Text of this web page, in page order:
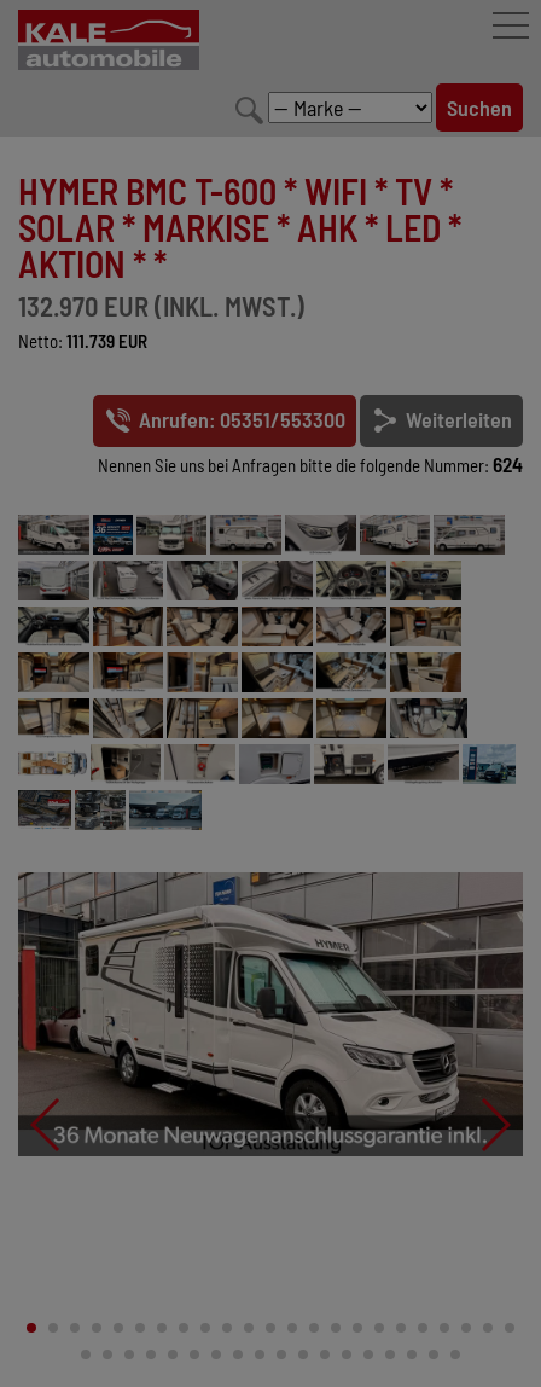
LEISTUNGEN
KONFIGURATOR
MARKENWELT
KONTAKT
HYMER BMC T-600 * WIFI * TV *
SOLAR * MARKISE * AHK * LED *
AKTION * *
132.970 EUR (INKL. MWST.)
Netto: 111.739 EUR
Anrufen: 05351/553300 Weiterleiten
Nennen Sie uns bei Anfragen bitte die folgende Nummer: 624